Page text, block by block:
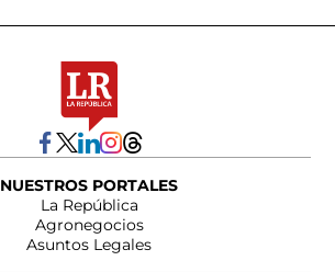
NUESTROS PORTALES
La República
Agronegocios
Asuntos Legales